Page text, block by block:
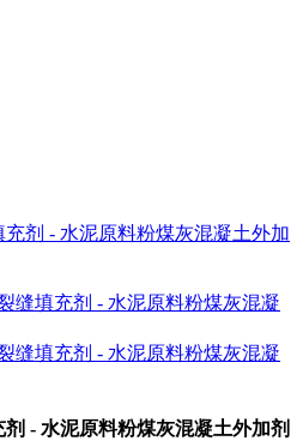
- 水泥原料粉煤灰混凝土外加剂